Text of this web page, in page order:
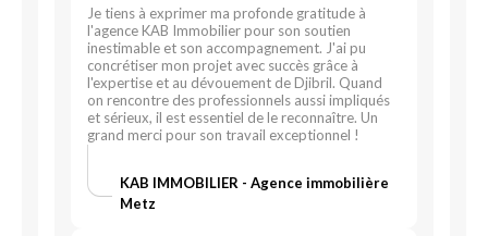
Je tiens à exprimer ma profonde gratitude à
l'agence KAB Immobilier pour son soutien
inestimable et son accompagnement. J'ai pu
concrétiser mon projet avec succès grâce à
l'expertise et au dévouement de Djibril. Quand
on rencontre des professionnels aussi impliqués
et sérieux, il est essentiel de le reconnaître. Un
grand merci pour son travail exceptionnel !
KAB IMMOBILIER - Agence immobilière
Metz